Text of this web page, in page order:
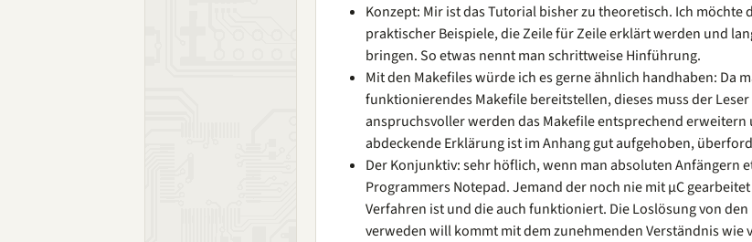
Konzept: Mir ist das Tutorial bisher zu theoretisch. Ich
praktischer Beispiele, die Zeile für Zeile erklärt werden und
bringen. So etwas nennt man schrittweise Hinführung.
Mit den Makefiles würde ich es gerne ähnlich handhaben: Da
funktionierendes Makefile bereitstellen, dieses muss der
anspruchsvoller werden das Makefile entsprechend
abdeckende Erklärung ist im Anhang gut aufgehoben,
Der Konjunktiv: sehr höflich, wenn man absoluten
Programmers Notepad. Jemand der noch nie mit µC
Verfahren ist und die auch funktioniert. Die Loslösung von
verweden will kommt mit dem zunehmenden Verständnis wie